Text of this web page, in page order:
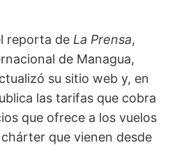
reporta de La Prensa,
de Managua,
su sitio web y, en
las tarifas que cobra
que ofrece a los vuelos
que vienen desde